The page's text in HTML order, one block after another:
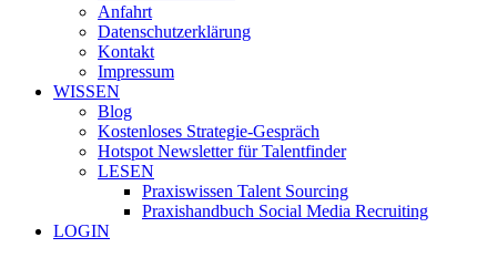
Anfahrt
Datenschutzerklärung
Kontakt
Impressum
WISSEN
Blog
Kostenloses Strategie-Gespräch
Hotspot Newsletter für Talentfinder
LESEN
Praxiswissen Talent Sourcing
Praxishandbuch Social Media Recruiting
LOGIN